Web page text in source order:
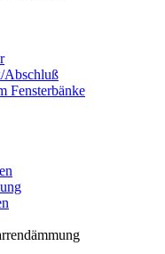
Abschluß
Fensterbänke